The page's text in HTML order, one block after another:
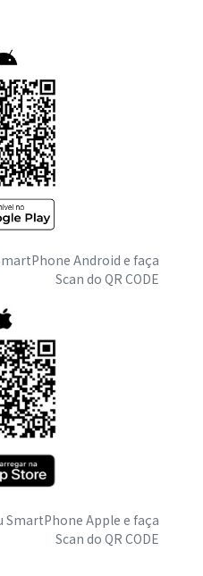
Android e faça
Scan do QR CODE
SmartPhone Apple e faça
Scan do QR CODE